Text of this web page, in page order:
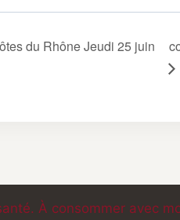
du Rhône Jeudi 25 juin
À consommer avec